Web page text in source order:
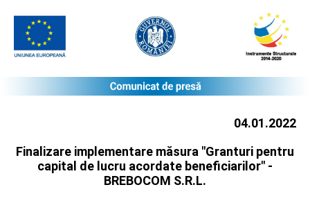
04.01.2022
Finalizare implementare măsura "Granturi pentru
capital de lucru acordate beneficiarilor" -
BREBOCOM S.R.L.